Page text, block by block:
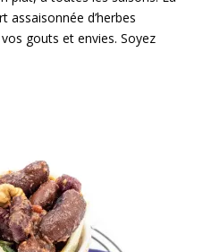
assaisonnée d’herbes
gouts et envies. Soyez